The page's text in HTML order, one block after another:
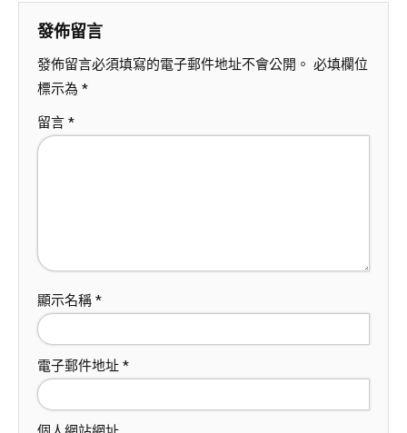
發佈留言
發佈留言必須填寫的電子郵件地址不會公開。 必填欄位
標示為 *
留言 *
顯示名稱 *
電子郵件地址 *